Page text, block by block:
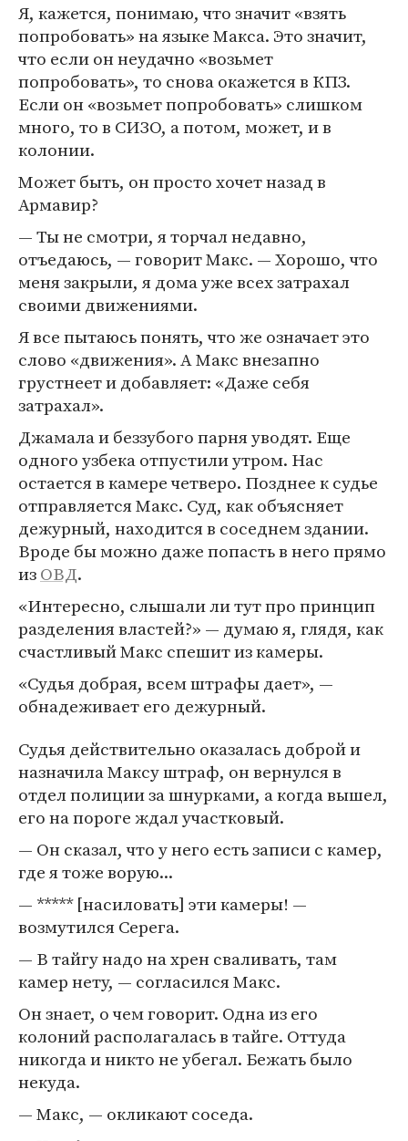
Я, кажется, понимаю, что значит «взять
попробовать» на языке Макса. Это значит,
что если он неудачно «возьмет
попробовать», то снова окажется в КПЗ.
Если он «возьмет попробовать» слишком
много, то в СИЗО, а потом, может, и в
колонии.
Может быть, он просто хочет назад в
Армавир?
— Ты не смотри, я торчал недавно,
отъедаюсь, — говорит Макс. — Хорошо, что
меня закрыли, я дома уже всех затрахал
своими движениями.
Я все пытаюсь понять, что же означает это
слово «движения». А Макс внезапно
грустнеет и добавляет: «Даже себя
затрахал».
Джамала и беззубого парня уводят. Еще
одного узбека отпустили утром. Нас
остается в камере четверо. Позднее к судье
отправляется Макс. Суд, как объясняет
дежурный, находится в соседнем здании.
Вроде бы можно даже попасть в него прямо
изОВД.
«Интересно, слышали ли тут про принцип
разделения властей?» — думаю я, глядя, как
счастливый Макс спешит из камеры.
«Судья добрая, всем штрафы дает», —
обнадеживает его дежурный.
Судья действительно оказалась доброй и
назначила Максу штраф, он вернулся в
отдел полиции за шнурками, а когда вышел,
его на пороге ждал участковый.
— Он сказал, что у него есть записи с камер,
где я тоже ворую...
— ***** [насиловать] эти камеры! —
возмутился Серега.
— В тайгу надо на хрен сваливать, там
камер нету, — согласился Макс.
Он знает, о чем говорит. Одна из его
колоний располагалась в тайге. Оттуда
никогда и никто не убегал. Бежать было
некуда.
— Макс, — окликают соседа.